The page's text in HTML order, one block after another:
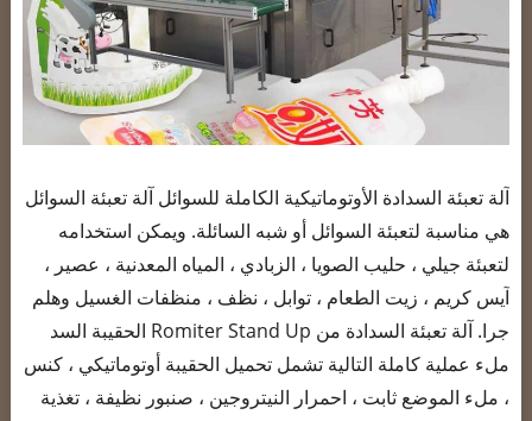
آلة تعبئة السدادة الأوتوماتيكية الكاملة للسوائل آلة تعبئة السوائل
هي مناسبة لتعبئة السوائل أو شبه السائلة. ويمكن استخدامه
لتعبئة جيلي ، حليب الصويا ، الزبادي ، المياه المعدنية ، عصير ،
آيس كريم ، زيت الطعام ، توابل ، نظف ، منظفات الغسيل وهلم
جرا. آلة تعبئة السدادة من Romiter Stand Up الحقيبة السد
ملء عملية كاملة التالية تشمل تحميل الحقيبة أوتوماتيكي ، كنس
، ملء الموضع ثابت ، احمرار النيتروجين ، صنبور نظيفة ، تغذية